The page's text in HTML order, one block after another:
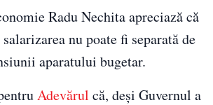
Radu Nechita apreciază că
nu poate fi separată de
aparatului bugetar.
Adevărul că, deși Guvernul a